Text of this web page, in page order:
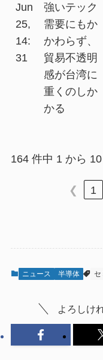
Jun
25,
14:
31
強いテック
需要にもか
かわらず、
貿易不透明
感が台湾に
重くのしか
かる
164 件中 1 から
❮ 1
ニュース 半導体 セ
よろしけ